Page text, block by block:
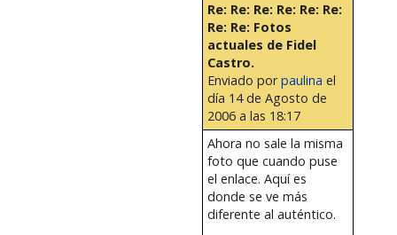
Re: Re: Re: Re: Re: Re:
Re: Re: Fotos
actuales de Fidel
Castro.
Enviado porpaulina el
día 14 de Agosto de
2006 a las 18:17
Ahora no sale la misma
foto que cuando puse
el enlace. Aquí es
donde se ve más
diferente al auténtico.